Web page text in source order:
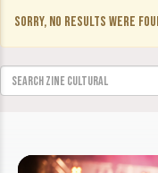
Sorry, no results were
Search for: